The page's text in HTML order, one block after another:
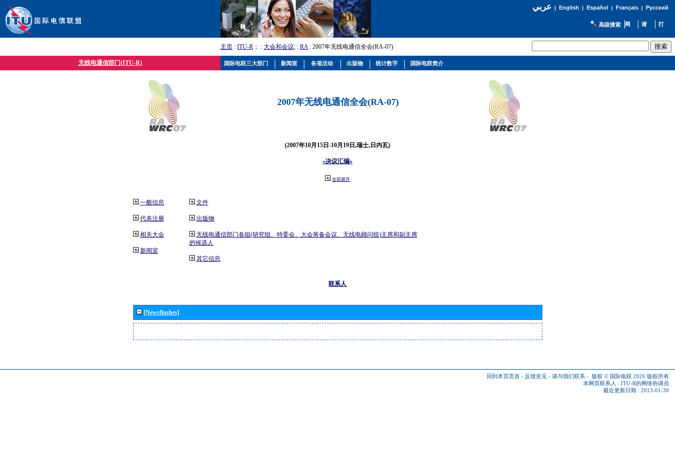
عربي| English | Español | Français| Русский
高级搜索
主页 : ITU-R ； : 大会和会议; : RA: 2007年无线电通信全会(RA-07)
无线电通信部门(ITU-R)
2007年无线电通信全会(RA-07)
(2007年10月15日-10月19日,瑞士,日内瓦)
«决议汇编»
全部展开
一般信息
代表注册
相关大会
新闻室
文件
出版物
无线电通信部门各组(研究组、特委会、大会筹备会议、无线电顾问组)主席和副主席
的候选人
其它信息
联系人
[Newsflashes]
回到本页页首 - 反馈意见 - 请与我们联系 - 版权 © 国际电联 2026 版权所有
本网页联系人 : ITU-R的网络协调员
最近更新日期 : 2013-01-30
国际电联三大部门 新闻室 各项活动 出版物 统计数字 国际电联简介